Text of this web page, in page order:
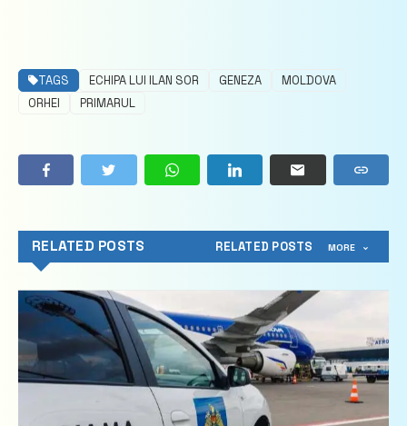
TAGS ECHIPA LUI ILAN SOR GENEZA
MOLDOVA
ORHEI
PRIMARUL
RELATED POSTS RELATED POSTS MORE